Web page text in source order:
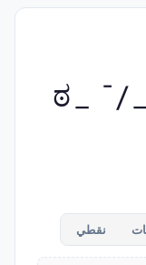
( ͡° ͜ʖ ͡°) ¯\_(ツ)_/¯ ಠ_
نقطي